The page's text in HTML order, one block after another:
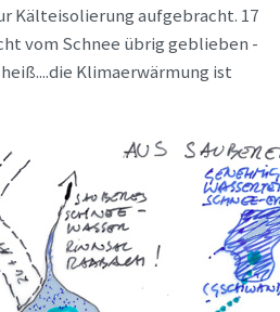
Kälteisolierung aufgebracht. 17
vom Schnee übrig geblieben -
Klimaerwärmung ist